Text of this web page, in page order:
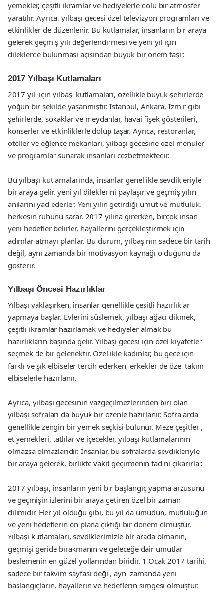
yemekler, çeşitli ikramlar ve hediyelerle dolu bir atmosfer
yaratılır. Ayrıca, yılbaşı gecesi özel televizyon programları ve
etkinlikler de düzenlenir. Bu kutlamalar, insanların bir araya
gelerek geçmiş yılı değerlendirmesi ve yeni yıl için
dileklerde bulunması açısından büyük bir önem taşır.
2017 Yılbaşı Kutlamaları
2017 yılı için yılbaşı kutlamaları, özellikle büyük şehirlerde
yoğun bir şekilde yaşanmıştır. İstanbul, Ankara, İzmir gibi
şehirlerde, sokaklar ve meydanlar, havai fişek gösterileri,
konserler ve etkinliklerle dolup taşar. Ayrıca, restoranlar,
oteller ve eğlence mekanları, yılbaşı gecesine özel menüler
ve programlar sunarak insanları cezbetmektedir.
Bu yılbaşı kutlamalarında, insanlar genellikle sevdikleriyle
bir araya gelir, yeni yıl dileklerini paylaşır ve geçmiş yılın
anılarını yad ederler. Yeni yılın getirdiği umut ve mutluluk,
herkesin ruhunu sarar. 2017 yılına girerken, birçok insan
yeni hedefler belirler, hayallerini gerçekleştirmek için
adımlar atmayı planlar. Bu durum, yılbaşının sadece bir tarih
değil, aynı zamanda bir motivasyon kaynağı olduğunu da
gösterir.
Yılbaşı Öncesi Hazırlıklar
Yılbaşı yaklaşırken, insanlar genellikle çeşitli hazırlıklar
yapmaya başlar. Evlerini süslemek, yılbaşı ağacı dikmek,
çeşitli ikramlar hazırlamak ve hediyeler almak bu
hazırlıkların başında gelir. Yılbaşı gecesi için özel kıyafetler
seçmek de bir gelenektir. Özellikle kadınlar, bu gece için
farklı ve şık elbiseler tercih ederken, erkekler de özel takım
elbiselerle hazırlanır.
Ayrıca, yılbaşı gecesinin vazgeçilmezlerinden biri olan
yılbaşı sofraları da büyük bir özenle hazırlanır. Sofralarda
genellikle zengin bir yemek seçkisi bulunur. Meze çeşitleri,
et yemekleri, tatlılar ve içecekler, yılbaşı kutlamalarının
olmazsa olmazlarıdır. İnsanlar, bu sofralarda sevdikleriyle
bir araya gelerek, birlikte vakit geçirmenin tadını çıkarırlar.
2017 yılbaşı, insanların yeni bir başlangıç yapma arzusunu
ve geçmişin izlerini bir araya getiren özel bir zaman
dilimidir. Her yıl olduğu gibi, bu yıl da umudun, mutluluğun
ve yeni hedeflerin ön plana çıktığı bir dönem olmuştur.
Yılbaşı kutlamaları, sevdiklerimizle bir arada olmanın,
geçmişi geride bırakmanın ve geleceğe dair umutlar
beslemenin en güzel yollarından biridir. 1 Ocak 2017 tarihi,
sadece bir takvim sayfası değil, aynı zamanda yeni
başlangıçların, hayallerin ve hedeflerin simgesi olmuştur.